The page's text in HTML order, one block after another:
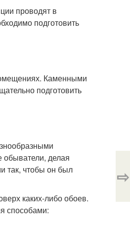
проводят в
подготовить
Каменными
подготовить
делая
так, чтобы он был
каких-либо обоев.
способами:
⇨